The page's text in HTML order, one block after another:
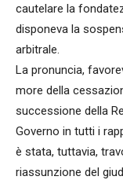
cautelare la
disponeva la
arbitrale.
La pronuncia,
more della
successione della
Governo in tutti i
è stata, tuttavia,
riassunzione del